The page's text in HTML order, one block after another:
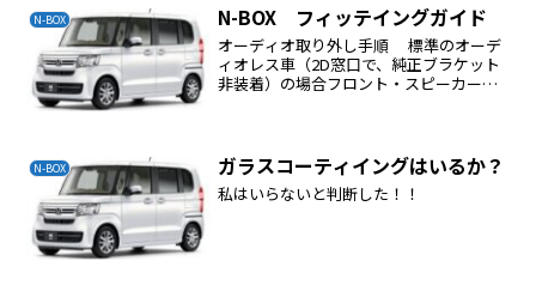
N-BOX N-BOX フィッテイングガイド
オーディオ取り外し手順 標準のオーデ
ィオレス車（2D窓口で、純正ブラケット
非装着）の場合フロント・スピーカー取
N-BOX ガラスコーティイングはいるか？
私はいらないと判断した！！